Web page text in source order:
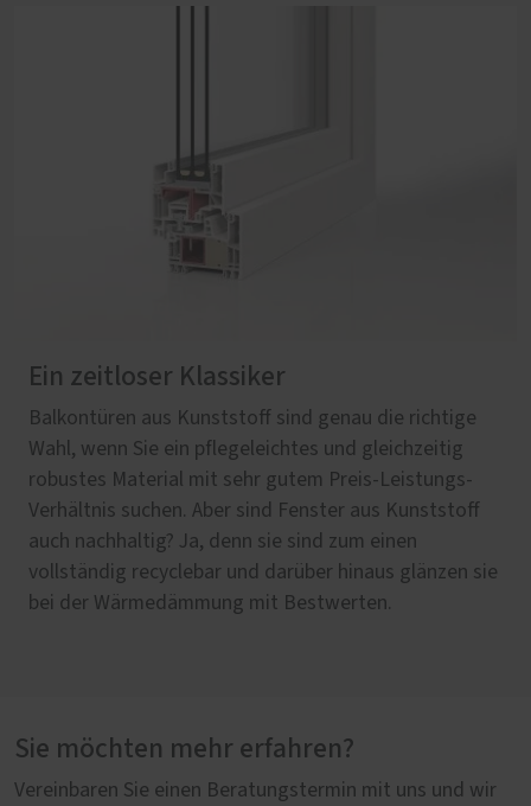
Ein zeitloser Klassiker
Balkontüren aus Kunststoff sind genau die richtige
Wahl, wenn Sie ein pflegeleichtes und gleichzeitig
robustes Material mit sehr gutem Preis-Leistungs-
Verhältnis suchen. Aber sind Fenster aus Kunststoff
auch nachhaltig? Ja, denn sie sind zum einen
vollständig recyclebar und darüber hinaus glänzen sie
bei der Wärmedämmung mit Bestwerten.
Elegant und langlebig
Wenn Sie die lange Lebenszeit Ihrer Kunststoff-
Fenster noch weiter verlängern wollen, sollten Sie
sich für Fenster aus Kunststoff und Aluminium
entscheiden. Die außenliegende Aluminiumschale ist
nicht nur ein sehr guter Schutzschild gegen jegliche
Witterungsbedingungen, sie sieht dabei auch noch
besonders elegant aus. Ob das an den vielen
Natürlich, nachwachsend, nachhaltig
Eine Balkontür aus Holz geht immer, egal ob mit
Sprossen im denkmalgeschützten Altbau oder im
energieeffizienten Neubau. Holz sorgt zudem für
Wärme und Gemütlichkeit in Ihren vier Wänden und ist
als nachwachsender Rohstoff ein optimaler CO₂-
Speicher. Nachhaltig ist der Werkstoff auch auf lange
Sicht, denn bei guter Pflege hält eine Balkontür aus
Mehr geht nicht
Holz und Aluminium als Fenstermaterial, das ist Natur
und Technik vereint auf höchstem Niveau. Während
raumseitig die einzigartige Holzoberfläche für Wärme
und Gemütlichkeit sorgt, ist die Balkontür von außen
bestens durch die Aluminium-Deckschale vor
Witterung geschützt. Es entsteht etwas Exklusives
von langem Bestand.
Sie möchten mehr erfahren?
Vereinbaren Sie einen Beratungstermin mit uns und wir